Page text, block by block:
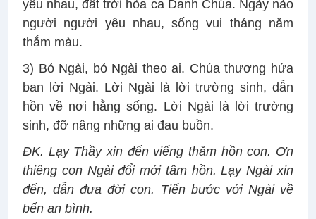
yêu nhau, đất trời hòa ca Danh Chúa. Ngày nào
người người yêu nhau, sống vui tháng năm
thắm màu.
3) Bỏ Ngài, bỏ Ngài theo ai. Chúa thương hứa
ban lời Ngài. Lời Ngài là lời trường sinh, dẫn
hồn về nơi hằng sống. Lời Ngài là lời trường
sinh, đỡ nâng những ai đau buồn.
ÐK. Lạy Thầy xin đến viếng thăm hồn con. Ơn
thiêng con Ngài đổi mới tâm hồn. Lạy Ngài xin
đến, dẫn đưa đời con. Tiến bước với Ngài về
bến an bình.